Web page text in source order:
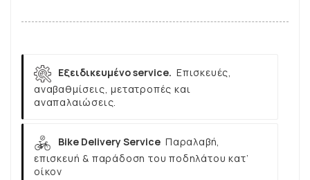
Εξειδικευμένο service. Επισκευές,
αναβαθμίσεις, μετατροπές και
αναπαλαιώσεις.
Bike Delivery Service Παραλαβή,
επισκευή & παράδοση του ποδηλάτου κατ’
οίκον